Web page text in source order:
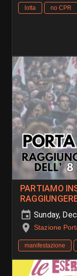
lotta no CPR
PARTIAMO
Sunday,
Stazione
manifestazione